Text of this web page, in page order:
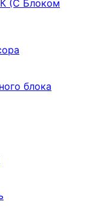
(С Блоком
блока